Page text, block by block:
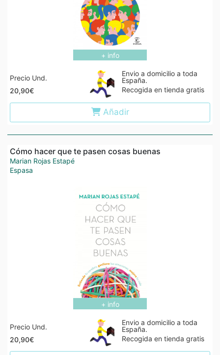
+ info
Precio Und.
20,90€
Envio a domicilio a toda
España.
Recogida en tienda gratis
Añadir
Cómo hacer que te pasen cosas buenas
Marian Rojas Estapé
Espasa
+ info
Precio Und.
20,90€
Envio a domicilio a toda
España.
Recogida en tienda gratis